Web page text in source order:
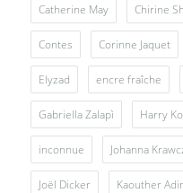
Catherine May Chirine
Contes Corinne Jaquet
Elyzad encre fraîche
Gabriella Zalapì Harry
inconnue Johanna
Joël Dicker Kaouther